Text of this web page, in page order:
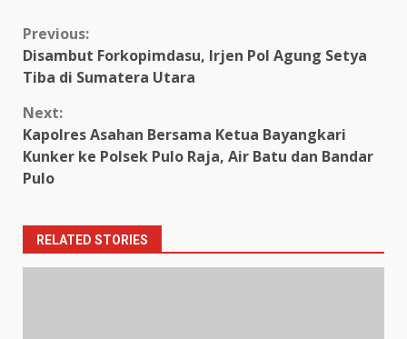
Continue
Reading
Previous:
Disambut Forkopimdasu, Irjen Pol Agung Setya
Tiba di Sumatera Utara
Next:
Kapolres Asahan Bersama Ketua Bayangkari
Kunker ke Polsek Pulo Raja, Air Batu dan Bandar
Pulo
RELATED STORIES